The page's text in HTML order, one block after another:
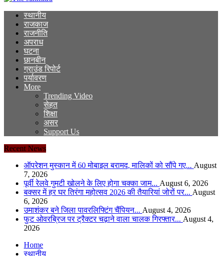
The Janmitra
The Janmitra
स्थानीय
राजकाज
राजनीति
अपराध
घटना
छानबीन
ग्राउंड रिपोर्ट
पर्यावरण
More
Trending Video
सेहत
शिक्षा
असर
Support Us
Recent News
ऑपरेशन मुस्कान में 60 मोबाइल बरामद, मालिकों को सौंपे गए... August
7, 2026
पूर्वी रेलवे गुमटी खोलने के लिए होगा चक्का जाम... August 6, 2026
बक्सर में हर घर तिरंगा महोत्सव 2026 की तैयारियां जोरों पर... August
6, 2026
उमाशंकर बने जिला पावरलिफ्टिंग चैंपियन... August 4, 2026
फुट ओवरब्रिज पर ट्रैक्टर चढ़ाने वाला चालक गिरफ्तार... August 4,
2026
Home
स्थानीय